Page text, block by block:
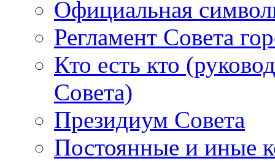
Официальная
Регламент Совета
Кто есть кто
Совета)
Президиум Совета
Постоянные и иные